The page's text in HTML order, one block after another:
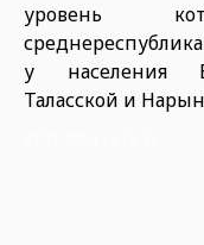
уровень
у населения
Таласской и